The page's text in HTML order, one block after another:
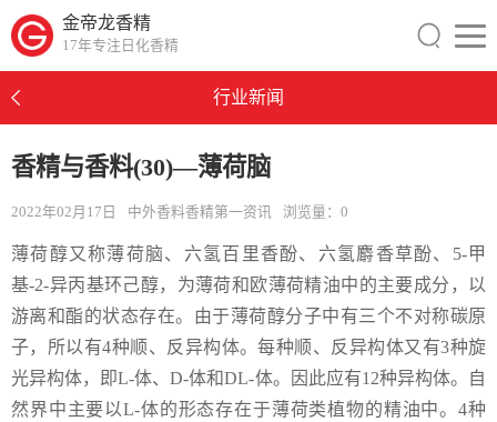
金帝龙香精
17年专注日化香精
行业新闻
香精与香料(30)—薄荷脑
2022年02月17日 中外香料香精第一资讯 浏览量： 0
薄荷醇又称薄荷脑、六氢百里香酚、六氢麝香草酚、5-甲
基-2-异丙基环己醇，为薄荷和欧薄荷精油中的主要成分，以
游离和酯的状态存在。由于薄荷醇分子中有三个不对称碳原
子，所以有4种顺、反异构体。每种顺、反异构体又有3种旋
光异构体，即L-体、D-体和DL-体。因此应有12种异构体。自
然界中主要以L-体的形态存在于薄荷类植物的精油中。4种